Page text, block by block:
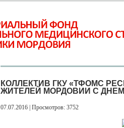
КОЛЛЕКТИВ ГКУ «ТФОМС
ЖИТЕЛЕЙ МОРДОВИИ С
07.07.2016 | Просмотров: 3752